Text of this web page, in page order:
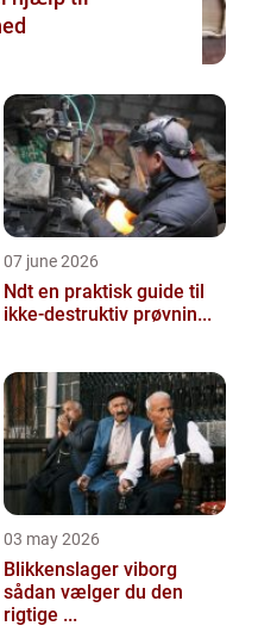
07 june 2026
Ndt en praktisk guide til
ikke-destruktiv prøvnin...
03 may 2026
Blikkenslager viborg
sådan vælger du den
rigtige ...